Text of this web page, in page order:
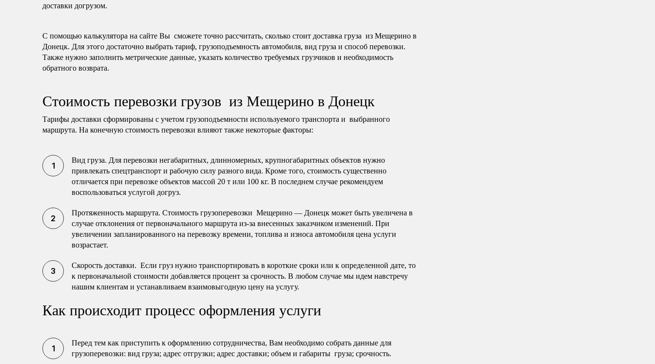
доставки догрузом.
С помощью калькулятора на сайте Вы сможете точно рассчитать, сколько стоит доставка груза из Мещерино в
Донецк. Для этого достаточно выбрать тариф, грузоподъемность автомобиля, вид груза и способ перевозки.
Также нужно заполнить метрические данные, указать количество требуемых грузчиков и необходимость
обратного возврата.
Стоимость перевозки грузов из Мещерино в Донецк
Тарифы доставки сформированы с учетом грузоподъемности используемого транспорта и выбранного
маршрута. На конечную стоимость перевозки влияют также некоторые факторы:
Вид груза. Для перевозки негабаритных, длинномерных, крупногабаритных объектов нужно
привлекать спецтранспорт и рабочую силу разного вида. Кроме того, стоимость существенно
отличается при перевозке объектов массой 20 т или 100 кг. В последнем случае рекомендуем
воспользоваться услугой догруз.
Протяженность маршрута. Стоимость грузоперевозки Мещерино — Донецк может быть увеличена в
случае отклонения от первоначального маршрута из-за внесенных заказчиком изменений. При
увеличении запланированного на перевозку времени, топлива и износа автомобиля цена услуги
возрастает.
Скорость доставки. Если груз нужно транспортировать в короткие сроки или к определенной дате, то
к первоначальной стоимости добавляется процент за срочность. В любом случае мы идем навстречу
нашим клиентам и устанавливаем взаимовыгодную цену на услугу.
Как происходит процесс оформления услуги
Перед тем как приступить к оформлению сотрудничества, Вам необходимо собрать данные для
грузоперевозки: вид груза; адрес отгрузки; адрес доставки; объем и габариты груза; срочность.